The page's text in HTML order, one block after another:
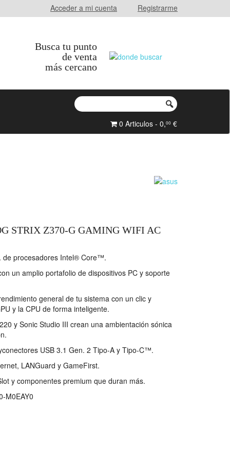
Acceder a mi cuenta Registrarme
Busca tu punto
de venta
más cercano
0 Articulos - 0,00 €
STRIX Z370-G GAMING WIFI AC
de procesadores Intel® Core™.
un amplio portafolio de dispositivos PC y soporte
general de tu sistema con un clic y
y la CPU de forma inteligente.
y Sonic Studio III crean una ambientación sónica
USB 3.1 Gen. 2 Tipo-A y Tipo-C™.
LANGuard y GameFirst.
y componentes premium que duran más.
M0EAY0